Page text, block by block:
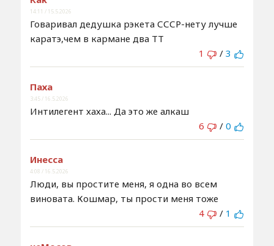
14:11 / 15.5.2026
Говаривал дедушка рэкета СССР-нету лучше
каратэ,чем в кармане два ТТ
1
/ 3
Паха
3:45 / 16.5.2026
Интилегент хаха... Да это же алкаш
6
/ 0
Инесса
4:08 / 16.5.2026
Люди, вы простите меня, я одна во всем
виновата. Кошмар, ты прости меня тоже
4
/ 1